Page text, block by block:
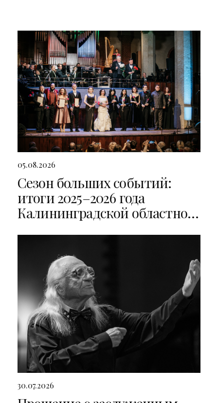
05.08.2026
Сезон больших событий:
итоги 2025–2026 года
Калининградской областной
30.07.2026